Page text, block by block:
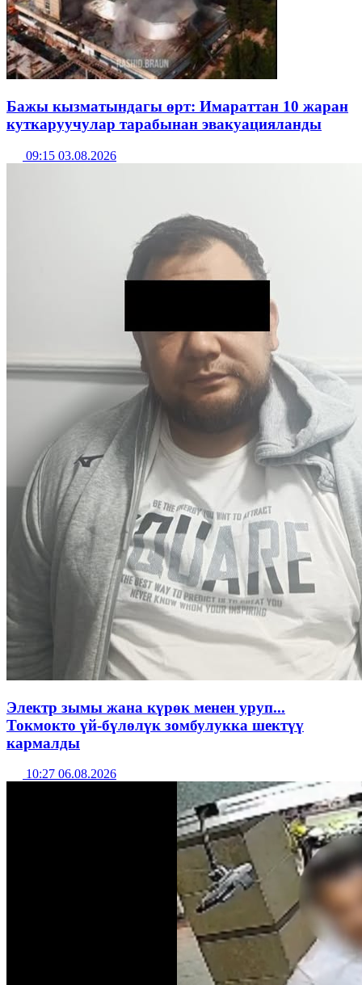
Бажы кызматындагы өрт: Имараттан 10 жаран
куткаруучулар тарабынан эвакуацияланды
09:15 03.08.2026
Электр зымы жана күрөк менен уруп...
Токмокто үй-бүлөлүк зомбулукка шектүү
кармалды
10:27 06.08.2026